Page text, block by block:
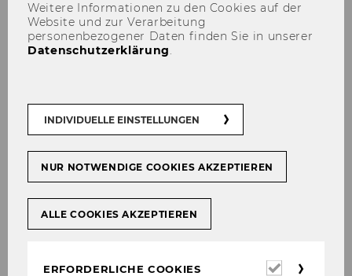
öffentliche Hand bedeutsam sind. Wir
bearbeiten diese Themen mit
wissenschaftlichen Methoden und
im Rahmen von Eigenprojekten,
Auftragsprojekten, Antragsprojekten
und EU-Projekten.
Weitere Informationen zu den Cookies auf der
Website und zur Verarbeitung
personenbezogener Daten finden Sie in unserer
Datenschutzerklärung
INDIVIDUELLE EINSTELLUNGEN
NUR NOTWENDIGE COOKIES AKZEPTIEREN
ALLE COOKIES AKZEPTIEREN
ERFORDERLICHE COOKIES